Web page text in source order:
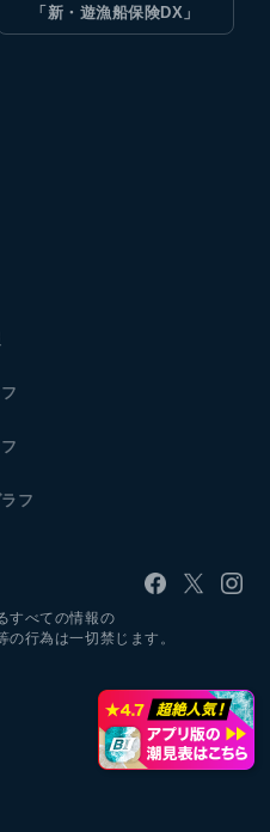
「新・遊漁船保険DX」
フ
すべての情報の
行為は一切禁じます。